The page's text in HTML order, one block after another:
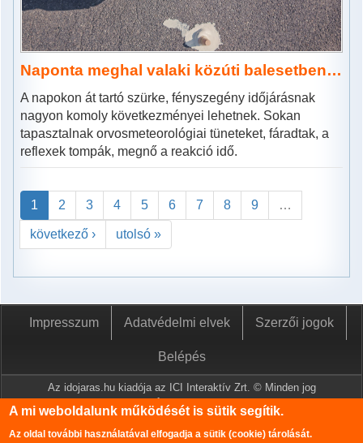
Naponta meghal valaki közúti balesetben…
A napokon át tartó szürke, fényszegény időjárásnak
nagyon komoly következményei lehetnek. Sokan
tapasztalnak orvosmeteorológiai tüneteket, fáradtak, a
reflexek tompák, megnő a reakció idő.
1 2 3 4 5 6 7 8 9 …
következő › utolsó »
Impresszum Adatvédelmi elvek Szerzői jogok
Belépés
Az idojaras.hu kiadója az ICI Interaktív Zrt. © Minden jog
fenntartva.
A www.idojaras.hu oldalon megjelenő tartalmakat a szerzői jogról
szóló 1999. évi LXXVI. törvény értelmében az ICI Interaktív Zrt
A mi weboldalunk működését is sütik segítik.
Az oldal további használatával elfogadja a sütik (cookie) tárolását.